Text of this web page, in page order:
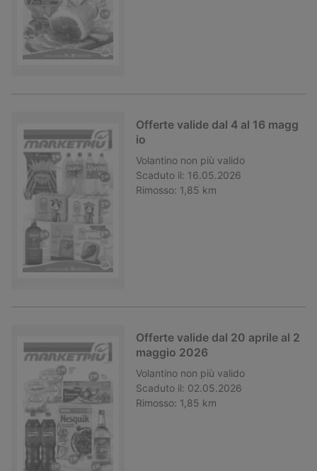
Offerte valide dal 4 al 16 magg
io
Volantino non più valido
Scaduto il: 16.05.2026
Rimosso: 1,85 km
Offerte valide dal 20 aprile al 2
maggio 2026
Volantino non più valido
Scaduto il: 02.05.2026
Rimosso: 1,85 km